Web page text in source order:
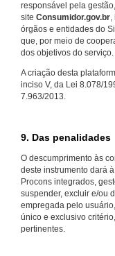
responsável pela
site Consumidor.gov.br,
órgãos e entidades do
que, por meio de
dos objetivos do serviço.
A criação desta
inciso V, da Lei 8.078/
7.963/2013.
9. Das penalidades
O descumprimento às
deste instrumento dará
Procons integrados,
suspender, excluir e/ou
empregada pelo
único e exclusivo
pertinentes.